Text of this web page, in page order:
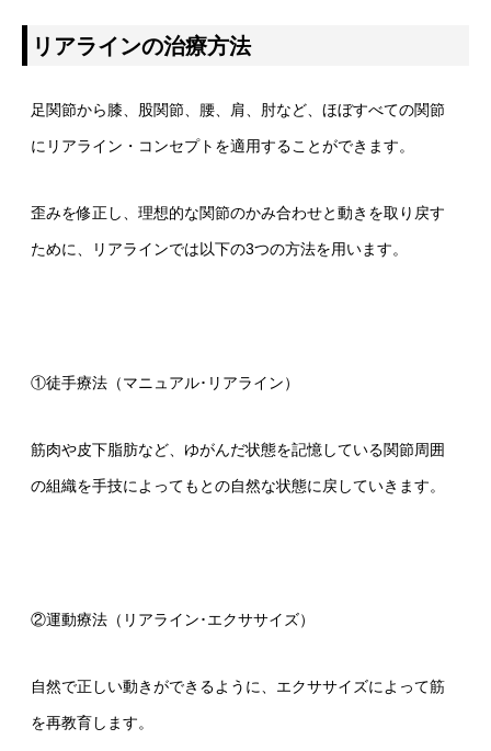
リアラインの治療方法
足関節から膝、股関節、腰、肩、肘など、ほぼすべての関節
にリアライン・コンセプトを適用することができます。
歪みを修正し、理想的な関節のかみ合わせと動きを取り戻す
ために、リアラインでは以下の3つの方法を用います。
①徒手療法（マニュアル･リアライン）
筋肉や皮下脂肪など、ゆがんだ状態を記憶している関節周囲
の組織を手技によってもとの自然な状態に戻していきます。
②運動療法（リアライン･エクササイズ）
自然で正しい動きができるように、エクササイズによって筋
を再教育します。